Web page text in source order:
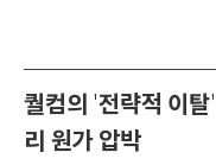
퀄컴의 '전략적 이탈'
리 원가 압박